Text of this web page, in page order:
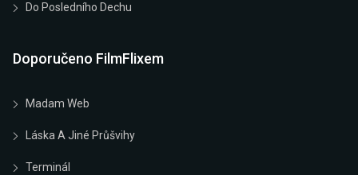
Do Posledního Dechu
Doporučeno FilmFlixem
Madam Web
Láska A Jiné Průšvihy
Terminál